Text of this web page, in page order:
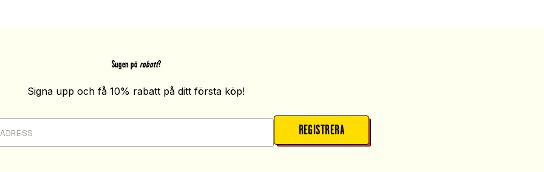
Sugen på rabatt?
Signa upp och få 10% rabatt på ditt första köp!
REGISTRERA